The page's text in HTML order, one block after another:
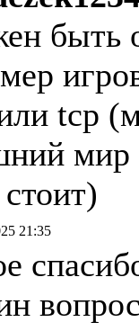
быть
tcp
мир
21:35